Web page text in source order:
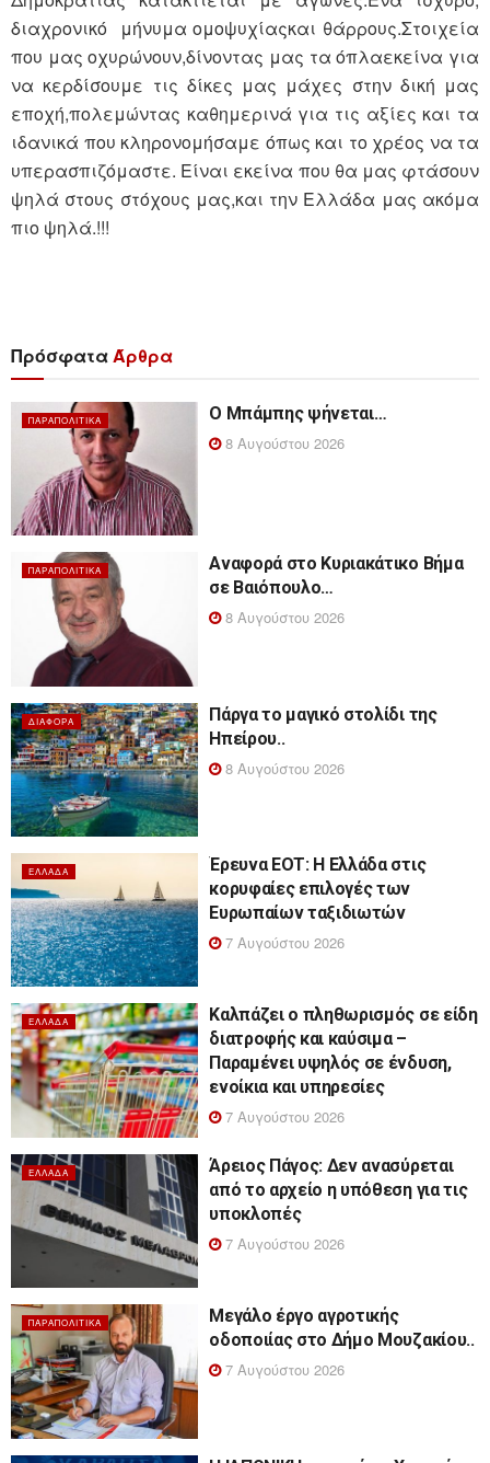
διαχρονικό μήνυμα ομοψυχίαςκαι θάρρους.Στοιχεία
που μας οχυρώνουν,δίνοντας μας τα όπλαεκείνα για
να κερδίσουμε τις δίκες μας μάχες στην δική μας
εποχή,πολεμώντας καθημερινά για τις αξίες και τα
ιδανικά που κληρονομήσαμε όπως και το χρέος να τα
υπερασπιζόμαστε. Είναι εκείνα που θα μας φτάσουν
ψηλά στους στόχους μας,και την Ελλάδα μας ακόμα
πιο ψηλά.!!!
ΠρόσφαταΆρθρα
ΠΑΡΑΠΟΛΙΤΙΚΆ
Ο Μπάμπης ψήνεται…
8 Αυγούστου 2026
ΠΑΡΑΠΟΛΙΤΙΚΆ
Αναφορά στο Κυριακάτικο Βήμα
σε Βαιόπουλο…
8 Αυγούστου 2026
ΔΙΆΦΟΡΑ
Πάργα το μαγικό στολίδι της
Ηπείρου..
8 Αυγούστου 2026
ΕΛΛΆΔΑ
Έρευνα ΕΟΤ: Η Ελλάδα στις
κορυφαίες επιλογές των
Ευρωπαίων ταξιδιωτών
7 Αυγούστου 2026
ΕΛΛΆΔΑ
Καλπάζει ο πληθωρισμός σε είδη
διατροφής και καύσιμα –
Παραμένει υψηλός σε ένδυση,
ενοίκια και υπηρεσίες
7 Αυγούστου 2026
ΕΛΛΆΔΑ
Άρειος Πάγος: Δεν ανασύρεται
από το αρχείο η υπόθεση για τις
υποκλοπές
7 Αυγούστου 2026
ΠΑΡΑΠΟΛΙΤΙΚΆ
Μεγάλο έργο αγροτικής
οδοποιίας στο Δήμο Μουζακίου..
7 Αυγούστου 2026